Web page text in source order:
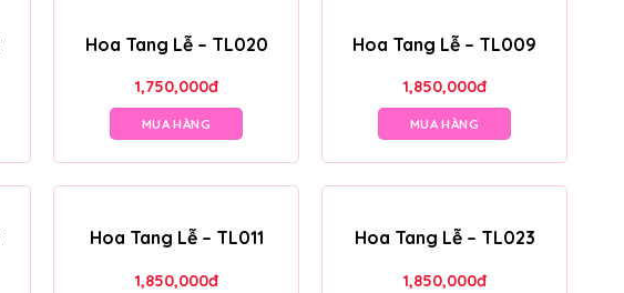
Hoa Tang Lễ – TL020
1,750,000đ
MUA HÀNG
Hoa Tang Lễ – TL009
1,850,000đ
MUA HÀNG
Hoa Tang Lễ – TL011
1,850,000đ
Hoa Tang Lễ – TL023
1,850,000đ